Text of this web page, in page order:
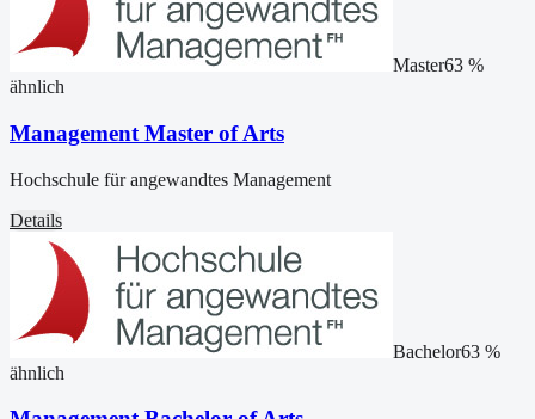
Master63 %
ähnlich
Management Master of Arts
Hochschule für angewandtes Management
Details
Bachelor63 %
ähnlich